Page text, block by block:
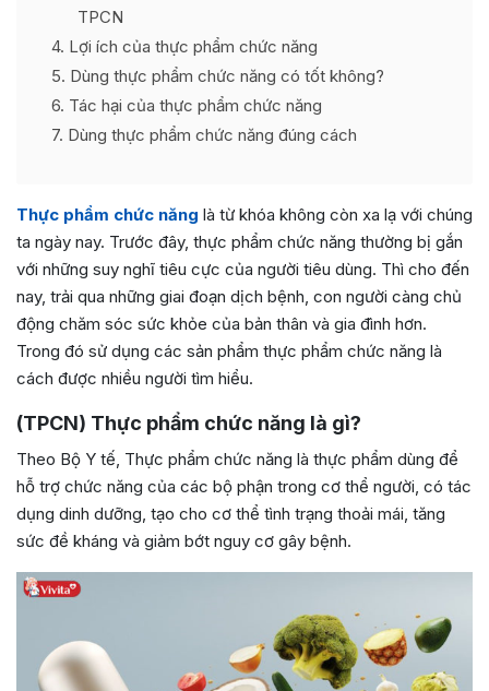
TPCN
4 Lợi ích của thực phẩm chức năng
5 Dùng thực phẩm chức năng có tốt không?
6 Tác hại của thực phẩm chức năng
7 Dùng thực phẩm chức năng đúng cách
Thực phẩm chức năng là từ khóa không còn xa lạ với chúng
ta ngày nay. Trước đây, thực phẩm chức năng thường bị gắn
với những suy nghĩ tiêu cực của người tiêu dùng. Thì cho đến
nay, trải qua những giai đoạn dịch bệnh, con người càng chủ
động chăm sóc sức khỏe của bản thân và gia đình hơn.
Trong đó sử dụng các sản phẩm thực phẩm chức năng là
cách được nhiều người tìm hiểu.
(TPCN) Thực phẩm chức năng là gì?
Theo Bộ Y tế, Thực phẩm chức năng là thực phẩm dùng để
hỗ trợ chức năng của các bộ phận trong cơ thể người, có tác
dụng dinh dưỡng, tạo cho cơ thể tình trạng thoải mái, tăng
sức đề kháng và giảm bớt nguy cơ gây bệnh.